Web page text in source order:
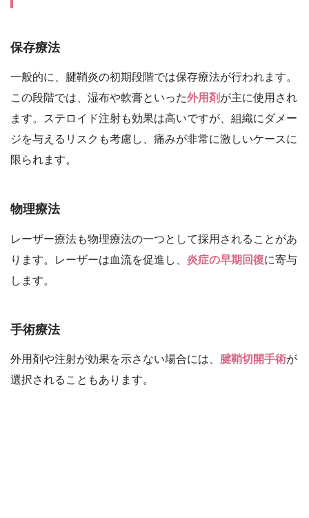
保存療法
一般的に、腱鞘炎の初期段階では保存療法が行われます。
この段階では、湿布や軟膏といった外用剤 が主に使用され
ます。ステロイド注射も効果は高いですが、組織にダメー
ジを与えるリスクも考慮し、痛みが非常に激しいケースに
限られます。
物理療法
レーザー療法も物理療法の一つとして採用されることがあ
ります。レーザーは血流を促進し、 炎症の早期回復に寄与
します。
手術療法
外用剤や注射が効果を示さない場合には、 腱鞘切開手術が
選択されることもあります。